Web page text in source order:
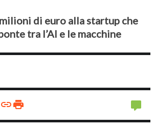
di euro alla startup che
tra l’AI e le macchine